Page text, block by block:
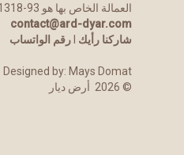
العمالة الخاص بها هو 93-2471318.
contact@ard-dyar.com
شاركنا رأيك
رقم الواتساب
Designed by: Mays Domat
©
2026 أرض ديار